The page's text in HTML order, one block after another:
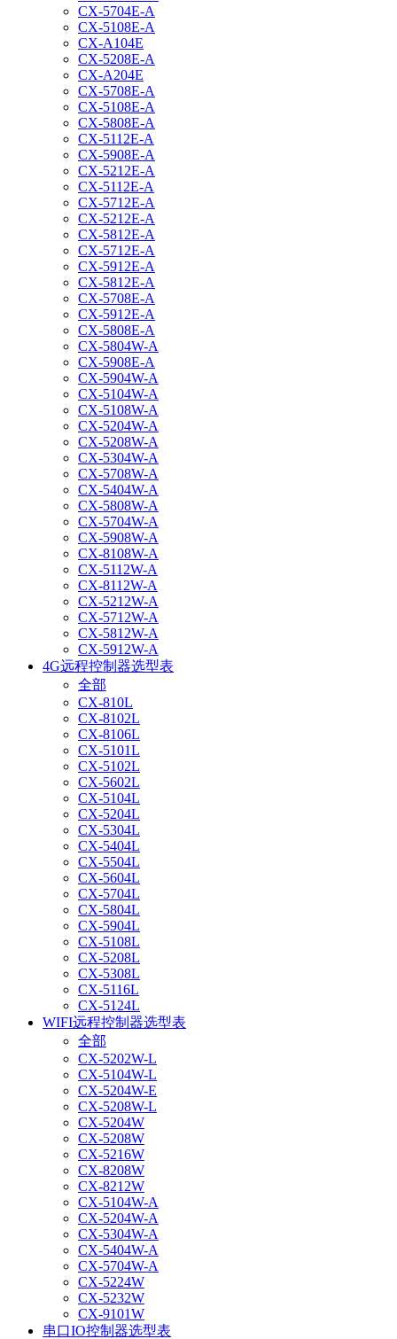
CX-5704E-A
CX-5108E-A
CX-A104E
CX-5208E-A
CX-A204E
CX-5708E-A
CX-5108E-A
CX-5808E-A
CX-5112E-A
CX-5908E-A
CX-5212E-A
CX-5112E-A
CX-5712E-A
CX-5212E-A
CX-5812E-A
CX-5712E-A
CX-5912E-A
CX-5812E-A
CX-5708E-A
CX-5912E-A
CX-5808E-A
CX-5804W-A
CX-5908E-A
CX-5904W-A
CX-5104W-A
CX-5108W-A
CX-5204W-A
CX-5208W-A
CX-5304W-A
CX-5708W-A
CX-5404W-A
CX-5808W-A
CX-5704W-A
CX-5908W-A
CX-8108W-A
CX-5112W-A
CX-8112W-A
CX-5212W-A
CX-5712W-A
CX-5812W-A
CX-5912W-A
4G远程控制器选型表
全部
CX-810L
CX-8102L
CX-8106L
CX-5101L
CX-5102L
CX-5602L
CX-5104L
CX-5204L
CX-5304L
CX-5404L
CX-5504L
CX-5604L
CX-5704L
CX-5804L
CX-5904L
CX-5108L
CX-5208L
CX-5308L
CX-5116L
CX-5124L
WIFI远程控制器选型表
全部
CX-5202W-L
CX-5104W-L
CX-5204W-E
CX-5208W-L
CX-5204W
CX-5208W
CX-5216W
CX-8208W
CX-8212W
CX-5104W-A
CX-5204W-A
CX-5304W-A
CX-5404W-A
CX-5704W-A
CX-5224W
CX-5232W
CX-9101W
串口IO控制器选型表